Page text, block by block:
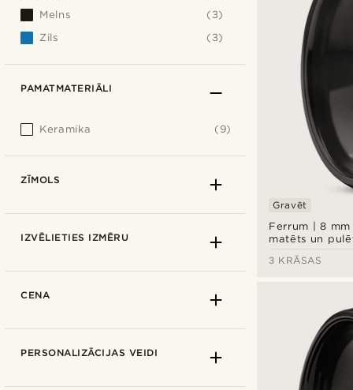
Ferrum | 8 mm
matēts un
Gravēt
3 KRĀSAS
Melns
(3)
Zils
(3)
PAMATMATERIĀLI
Keramika (9)
ZĪMOLS
IZVĒLIETIES IZMĒRU
CENA
PERSONALIZĀCIJAS VEIDI